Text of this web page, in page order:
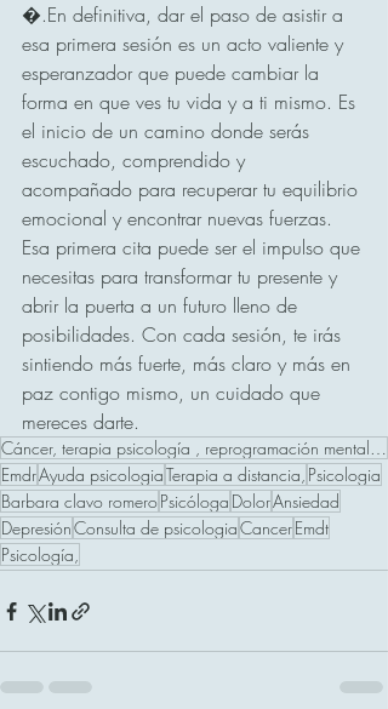
�.En definitiva, dar el paso de asistir a
esa primera sesión es un acto valiente y
esperanzador que puede cambiar la
forma en que ves tu vida y a ti mismo. Es
el inicio de un camino donde serás
escuchado, comprendido y
acompañado para recuperar tu equilibrio
emocional y encontrar nuevas fuerzas.
Esa primera cita puede ser el impulso que
necesitas para transformar tu presente y
abrir la puerta a un futuro lleno de
posibilidades. Con cada sesión, te irás
sintiendo más fuerte, más claro y más en
paz contigo mismo, un cuidado que
mereces darte.
Cáncer, terapia psicología , reprogramación mental, EMDR,
EmdrAyuda psicologiaTerapia a distancia, Psicologia
Barbara clavo romero Psicóloga DolorAnsiedad
DepresiónConsulta de psicologiaCancerEmdt
Psicología,